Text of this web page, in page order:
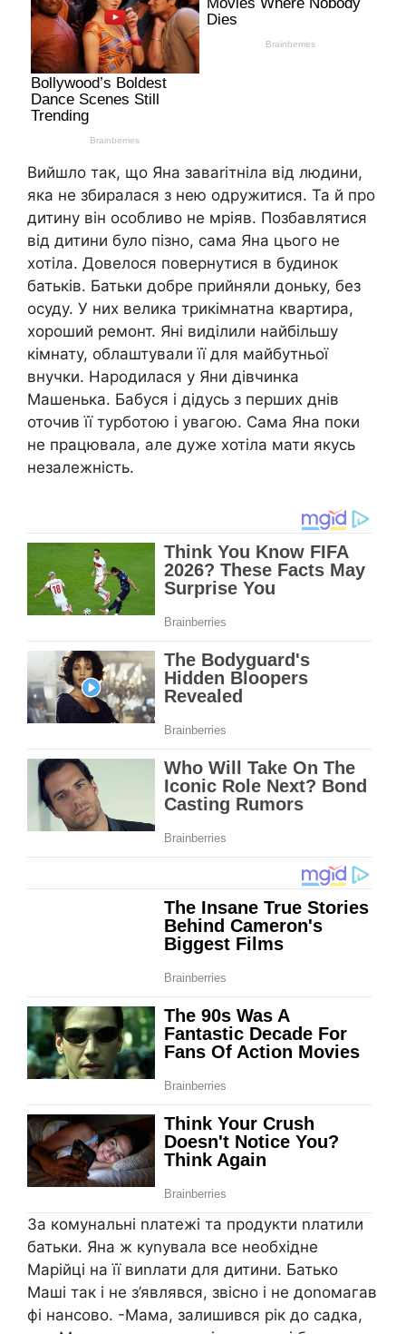
Вийшло так, що Яна заваrітніла від людини,
яка не збиралася з нею одружитися. Та й про
дитину він особливо не мріяв. Позбавлятися
від дитини було пізно, сама Яна цього не
хотіла. Довелося повернутися в будинок
батьків. Батьки добре прийняли доньку, без
осуду. У них велика трикімнатна квартира,
хороший ремонт. Яні виділили найбільшу
кімнату, облаштували її для майбутньої
внучки. Народилася у Яни дівчинка
Машенька. Бабуся і дідусь з перших днів
оточив її турботою і увагою. Сама Яна поки
не працювала, але дуже хотіла мати якусь
незалежність.
За комунальні nлатежі та продукти nлатили
батьки. Яна ж куnувала все необхідне
Марійці на її виnлати для дитини. Батько
Маші так і не з’являвся, звісно і не доnомагав
фі нансово. -Мама, залишився рік до садка,